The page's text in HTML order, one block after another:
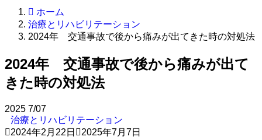
ホーム
治療とリハビリテーション
2024年 交通事故で後から痛みが出てきた時の対処法
2024年 交通事故で後から痛みが出て
きた時の対処法
2025 7/07
治療とリハビリテーション
2024年2月22日
2025年7月7日